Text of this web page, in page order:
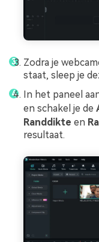
Zodra je
staat, sleep je
In het paneel
en schakel je de
Randdikte en
resultaat.